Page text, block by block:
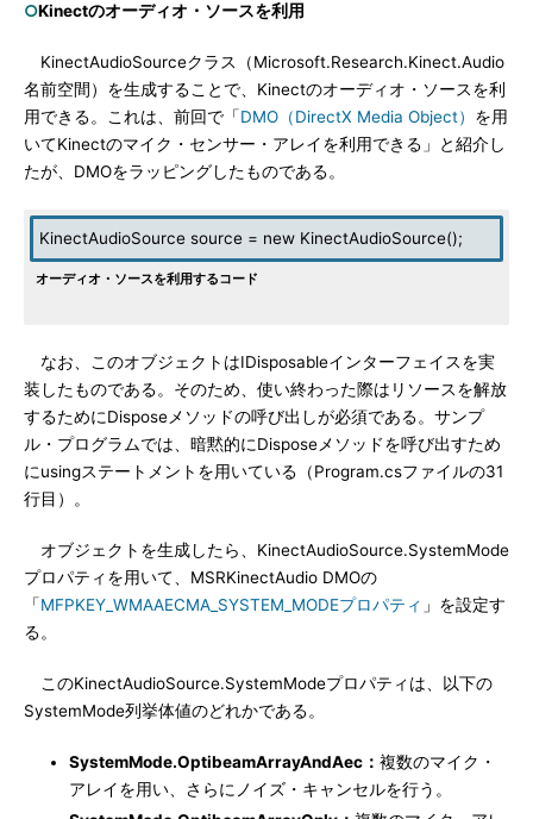
○Kinectのオーディオ・ソースを利用
KinectAudioSourceクラス（Microsoft.Research.Kinect.Audio
名前空間）を生成することで、Kinectのオーディオ・ソースを利
用できる。これは、前回で「DMO（DirectX Media Object） を用
いてKinectのマイク・センサー・アレイを利用できる」と紹介し
たが、DMOをラッピングしたものである。
KinectAudioSource source = new KinectAudioSource();
オーディオ・ソースを利用するコード
なお、このオブジェクトはIDisposableインターフェイスを実
装したものである。そのため、使い終わった際はリソースを解放
するためにDisposeメソッドの呼び出しが必須である。サンプ
ル・プログラムでは、暗黙的にDisposeメソッドを呼び出すため
にusingステートメントを用いている（Program.csファイルの31
行目）。
オブジェクトを生成したら、KinectAudioSource.SystemMode
プロパティを用いて、MSRKinectAudio DMOの
「MFPKEY_WMAAECMA_SYSTEM_MODEプロパティ 」を設定す
る。
このKinectAudioSource.SystemModeプロパティは、以下の
SystemMode列挙体値のどれかである。
SystemMode.OptibeamArrayAndAec： 複数のマイク・
アレイを用い、さらにノイズ・キャンセルを行う。